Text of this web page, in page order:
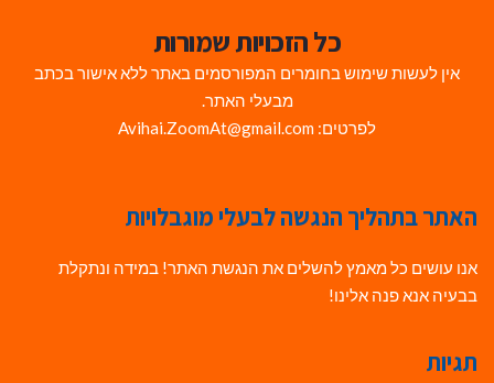
כל הזכויות שמורות
אין לעשות שימוש בחומרים המפורסמים באתר ללא אישור בכתב
מבעלי האתר.
לפרטים: Avihai.ZoomAt@gmail.com
האתר בתהליך הנגשה לבעלי מוגבלויות
אנו עושים כל מאמץ להשלים את הנגשת האתר! במידה ונתקלת
בבעיה אנא פנה אלינו!
תגיות